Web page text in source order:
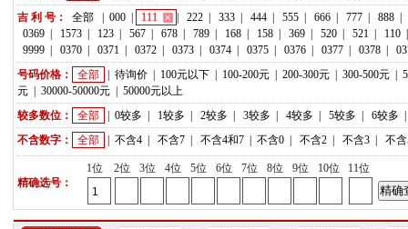
吉 利 号：
全部 000 111 222 333 444 555 666 777 888
0369
1573 123 567 678 789 168 158 369 520 521 110
9999
0370 0371 0372 0373 0374 0375 0376 0377 0378
号码价格：
全部 待询价 100元以下 100-200元 200-300元 300-500元
元
30000-50000元
50000元以上
较多数位：
全部 0较多 1较多 2较多 3较多 4较多 5较多 6较多
不含数字：
全部 不含4 不含7 不含4和7 不含0 不含2 不含3 不
精确选号：
1位 2位 3位 4位 5位 6位 7位 8位 9位 10位 11位